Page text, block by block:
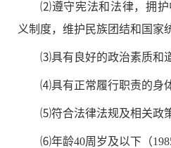
⑵遵守宪法和法律，拥
义制度，维护民族团结和国家
⑶具有良好的政治素质和
⑷具有正常履行职责的身
⑸符合法律法规及相关政
⑹年龄40周岁及以下 （198